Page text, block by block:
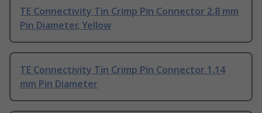
TE Connectivity Tin Crimp Pin Connector 2.8 mm
Pin Diameter, Yellow
TE Connectivity Tin Crimp Pin Connector 1.14
mm Pin Diameter